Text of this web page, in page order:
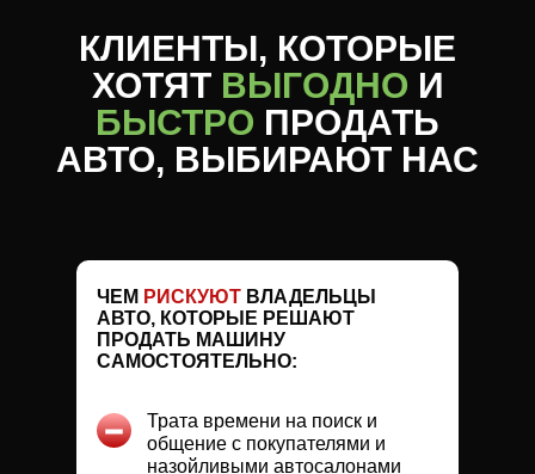
КЛИЕНТЫ, КОТОРЫЕ
ХОТЯТ ВЫГОДНО И
БЫСТРО ПРОДАТЬ
АВТО, ВЫБИРАЮТ НАС
Трата времени на поиск и
общение с покупателями и
назойливыми автосалонами
ЧЕМ РИСКУЮТ ВЛАДЕЛЬЦЫ
АВТО, КОТОРЫЕ РЕШАЮТ
ПРОДАТЬ МАШИНУ
САМОСТОЯТЕЛЬНО: